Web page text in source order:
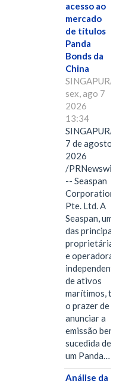
acesso ao
mercado
de títulos
Panda
Bonds da
China
SINGAPURA,
sex, ago 7
2026
13:34
SINGAPURA,
7 de agosto de
2026
/PRNewswire/
-- Seaspan
Corporation
Pte. Ltd. A
Seaspan, uma
das principais
proprietárias
e operadoras
independentes
de ativos
marítimos, tem
o prazer de
anunciar a
emissão bem-
sucedida de
um Panda…
Análise da